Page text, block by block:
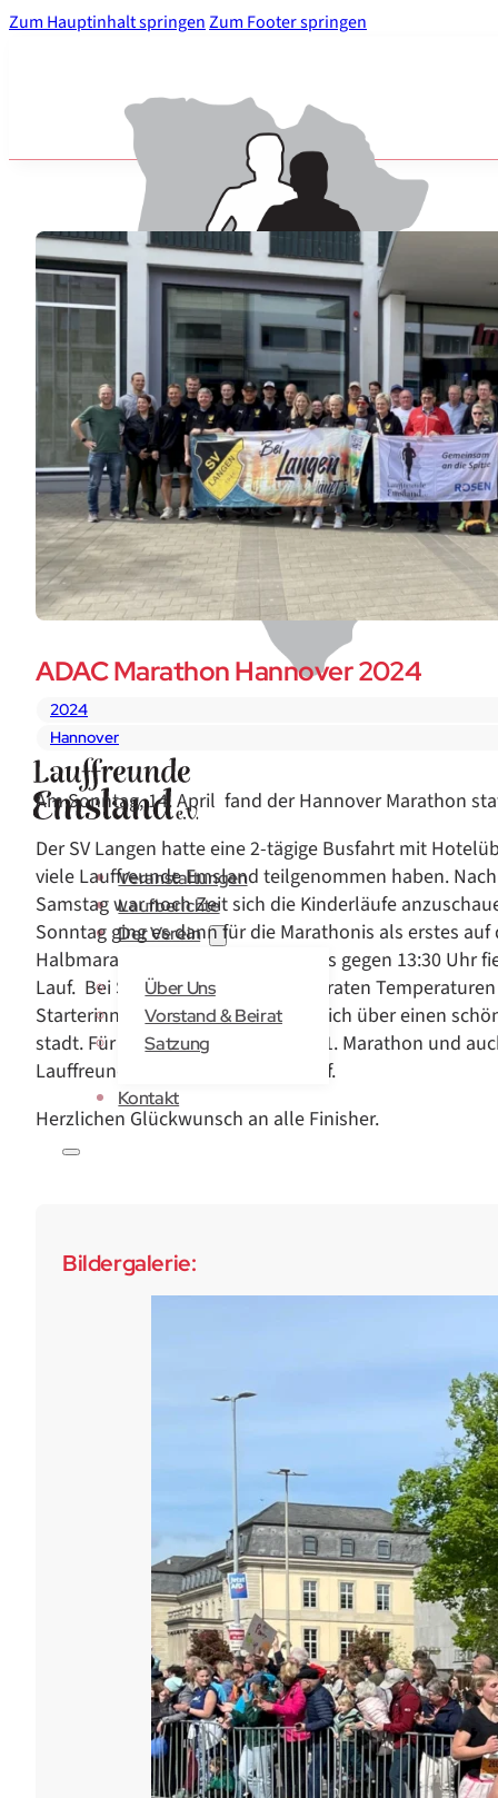
Zum Hauptinhalt springenZum Footer springen
Veranstaltungen
Laufberichte
Der Verein
Über Uns
Vorstand & Beirat
Satzung
Kontakt
ADAC Marathon Hannover 2024
2024
Hannover
Am Sonntag, 14. April fand der Hannover Marathon
Der SV Langen hatte eine 2-tägige Busfahrt mit
viele Lauffreunde Emsland teilgenommen haben.
Samstag war noch Zeit sich die Kinderläufe
Sonntag ging es dann für die Marathonis als erstes
Halbmarathons und zum Abschluss gegen 13:30 Uhr
Lauf. Bei Sonnenschein und moderaten
Starterinnen das Ziel und freuten sich über einen
stadt. Für einige Läufer war es der 1. Marathon und
Lauffreunde das erste Mal in Angriff.
Herzlichen Glückwunsch an alle Finisher.
Bildergalerie: